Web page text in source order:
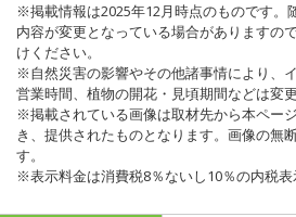
※掲載情報は2025年12月時点のものです。
内容が変更となっている場合がありますの
けください。
※自然災害の影響やその他諸事情により、
営業時間、植物の開花・見頃期間などは変
※掲載されている画像は取材先から本ペー
き、提供されたものとなります。画像の無
す。
※表示料金は消費税8％ないし10％の内税表